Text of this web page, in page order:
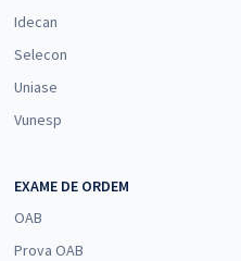
Idecan
Selecon
Uniase
Vunesp
EXAME DE ORDEM
OAB
Prova OAB